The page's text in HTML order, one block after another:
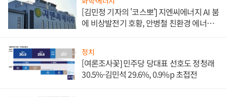
[김민정 기자의 '코스뽀'] 지엔씨에너지 AI 붐
에 비상발전기 호황, 안병철 친환경 에너지
정치
[여론조사꽃] 민주당 당대표 선호도 정청래
30.5%·김민석 29.6%, 0.9%p 초접전